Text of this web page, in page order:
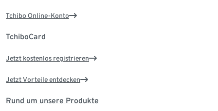
Tchibo Online-Konto
TchiboCard
Jetzt kostenlos registrieren
Jetzt Vorteile entdecken
Rund um unsere Produkte